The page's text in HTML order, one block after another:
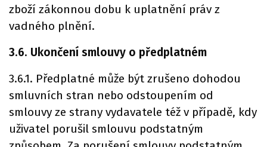
zboží zákonnou dobu k uplatnění práv z
vadného plnění.
3.6. Ukončení smlouvy o předplatném
3.6.1. Předplatné může být zrušeno dohodou
smluvních stran nebo odstoupením od
smlouvy ze strany vydavatele též v případě, kdy
uživatel porušil smlouvu podstatným